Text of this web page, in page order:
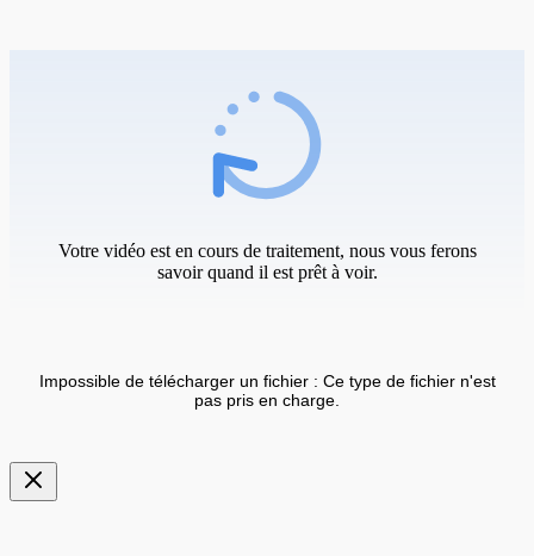
Votre vidéo est en cours de traitement, nous vous ferons
savoir quand il est prêt à voir.
Impossible de télécharger un fichier : Ce type de fichier n'est
pas pris en charge.